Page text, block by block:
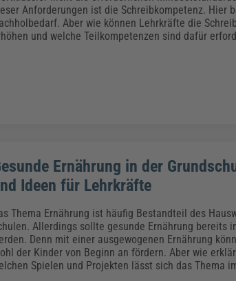
Künstliche Intelligenz
Weiterbildungen (AKADEMIE
Anforderungen ist die Schreibkompetenz. Hier
Aber wie können Lehrkräfte die
und welche Teilkompetenzen sind dafür
Ernährung in der
Ideen für Lehrkräfte
Thema Ernährung ist häufig Bestandteil des
Allerdings sollte gesunde Ernährung bereits
Denn mit einer ausgewogenen Ernährung
der Kinder von Beginn an fördern. Aber wie
Spielen und Projekten lässt sich das Thema